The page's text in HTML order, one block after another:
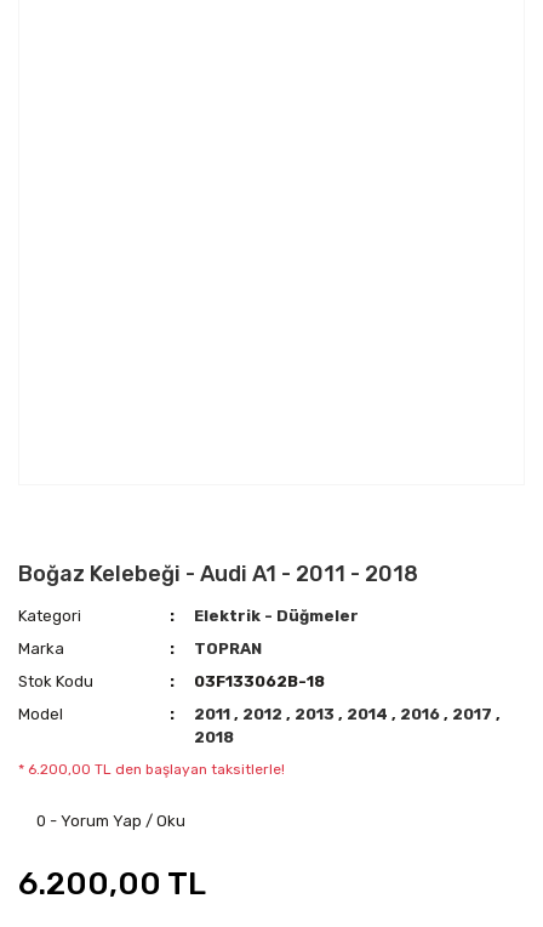
Boğaz Kelebeği - Audi A1 - 2011 - 2018
Kategori
Elektrik - Düğmeler
Marka
TOPRAN
Stok Kodu
03F133062B-18
Model
2011, 2012, 2013, 2014, 2016, 2017,
2018
* 6.200,00 TL den başlayan taksitlerle!
0 - Yorum Yap / Oku
6.200,00 TL